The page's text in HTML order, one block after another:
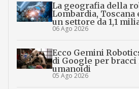
La geografia della
Lombardia, Toscana
un settore da 1,1
06 Ago 2026
Ecco Gemini
di Google per bracci
umanoidi
05 Ago 2026